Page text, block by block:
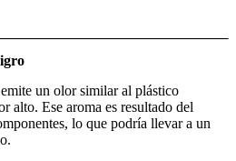
un olor similar al plástico
alto. Ese aroma es resultado del
lo que podría llevar a un